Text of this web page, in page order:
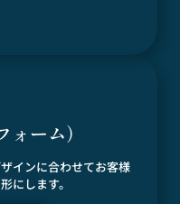
ーム）
インに合わせてお客様
にします。